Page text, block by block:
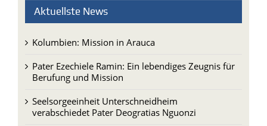
Kolumbien: Mission in Arauca
Pater Ezechiele Ramin: Ein lebendiges Zeugnis für
Seelsorgeeinheit Unterschneidheim
verabschiedet Pater Deogratias Nguonzi
Sr. Omaira Martin: Im Hier und Jetzt leben